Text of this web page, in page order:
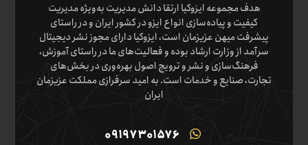
هدف مجموعه ایزوکیا ارتقا دانش مدیریت به‌ویژه مدیریت
کیفیت و پیاده‌سازی انواع ایزو در کشور ایران و در راستای
پیشرفت میهن عزیزمان است، ایزوکیا دارای مجوز نشر دیجیتال
سرآمد از وزارت ارشاد بوده و فعالیت‌های ما در راستای آموزش،
فرهنگ‌سازی و نشر و ترویج اصول بهره‌وری در بخش‌های
تجارت، صنایع و خدمات است. به امید سرفرازی مملکت عزیزمان
ایران
09197301576